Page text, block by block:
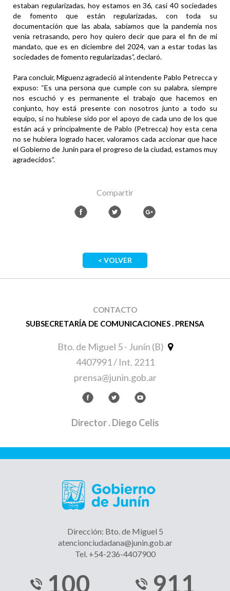
estaban regularizadas, hoy estamos en 36, casi 40 sociedades
de fomento que están regularizadas, con toda su
documentación que las abala, sabíamos que la pandemia nos
venía retrasando, pero hoy quiero decir que para el fin de mi
mandato, que es en diciembre del 2024, van a estar todas las
sociedades de fomento regularizadas”, declaró.
Para concluir, Miguenz agradeció al intendente Pablo Petrecca y
expuso: “Es una persona que cumple con su palabra, siempre
nos escuchó y es permanente el trabajo que hacemos en
conjunto, hoy está presente con nosotros junto a todo su
equipo, si no hubiese sido por el apoyo de cada uno de los que
están acá y principalmente de Pablo (Petrecca) hoy esta cena
no se hubiera logrado hacer, valoramos cada accionar que hace
el Gobierno de Junín para el progreso de la ciudad, estamos muy
agradecidos”.
Compartir
< VOLVER
CONTACTO
SUBSECRETARÍA DE COMUNICACIONES . PRENSA
Bto. de Miguel 5 - Junín (B)
4407991 / Int. 2211
prensa@junin.gob.ar
Director. Diego Celis
Dirección: Bto. de Miguel 5
atencionciudadana@junin.gob.ar
Tel. +54-236-4407900
100 911